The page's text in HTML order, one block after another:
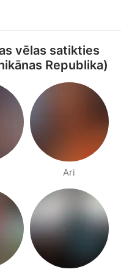
vēlas satikties
Republika)
Ari